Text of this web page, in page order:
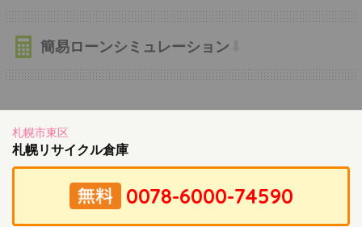
簡易ローンシミュレーション
札幌市東区
札幌リサイクル倉庫